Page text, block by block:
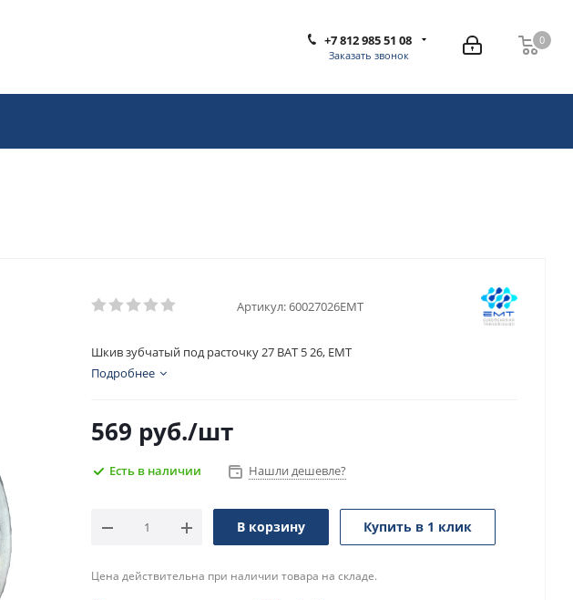
0
0
+7 812 985 51 08
Заказать звонок
Артикул:60027026EMT
Шкив зубчатый под расточку 27 BAT 5 26, EMT
Подробнее
569 руб./шт
Есть в наличии Нашли дешевле?
В корзину Купить в 1 клик
Цена действительна при наличии товара на складе.